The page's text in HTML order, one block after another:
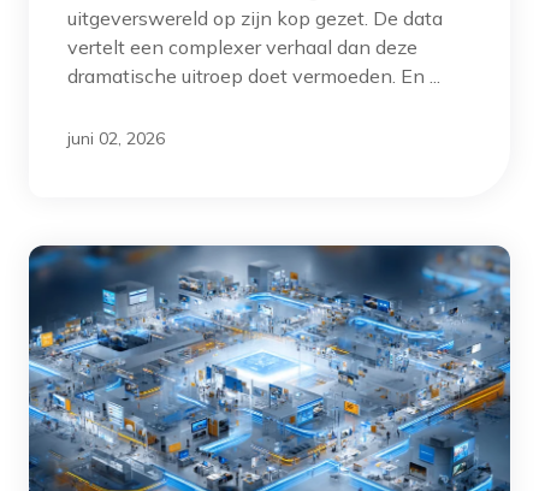
uitgeverswereld op zijn kop gezet. De data
vertelt een complexer verhaal dan deze
dramatische uitroep doet vermoeden. En ...
juni 02, 2026